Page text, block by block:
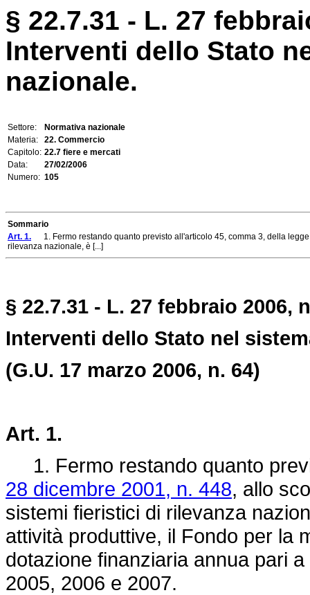
§ 22.7.31 - L. 27
Interventi dello Stato
nazionale.
Settore:
Normativa nazionale
Materia:
22. Commercio
Capitolo: 22.7 fiere e mercati
Data:
27/02/2006
Numero: 105
Sommario
Art. 1. 1. Fermo restando quanto previsto all'articolo 45, comma 3, della
rilevanza nazionale, è [...]
§ 22.7.31 - L. 27 febbraio 2006,
Interventi dello Stato nel
(G.U. 17 marzo 2006, n. 64)
Art. 1.
1. Fermo restando quanto
28 dicembre 2001, n. 448, allo
sistemi fieristici di rilevanza
attività produttive, il Fondo per la
dotazione finanziaria annua pari
2005, 2006 e 2007.